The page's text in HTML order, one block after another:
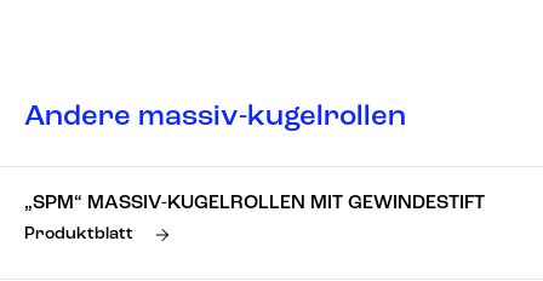
Andere massiv-kugelrollen
„SPM“ MASSIV-KUGELROLLEN MIT GEWINDESTIFT
Produktblatt